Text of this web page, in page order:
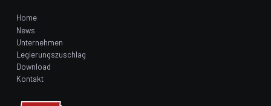
Home
News
Unternehmen
Legierungszuschlag
Download
Kontakt